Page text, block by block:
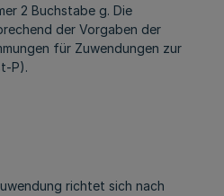
2 Buchstabe g. Die
der Vorgaben der
für Zuwendungen zur
P).
richtet sich nach